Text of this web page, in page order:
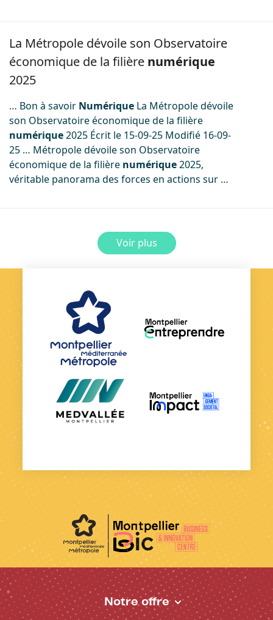
Image
La Métropole dévoile son Observatoire
économique de la filière numérique
2025
… Bon à savoir Numérique La Métropole dévoile
son Observatoire économique de la filière
numérique2025 Écrit le 15-09-25 Modifié 16-09-
25 … Métropole dévoile son Observatoire
économique de la filière numérique2025,
véritable panorama des forces en actions sur …
Voir plus
Pied de page - BIC
Notre offre